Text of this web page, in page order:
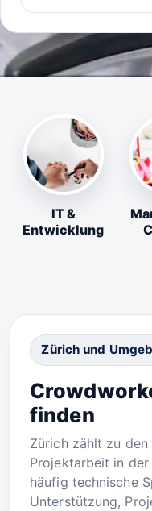
IT &
Entwicklung
Zürich und
finden
Zürich zählt zu
Projektarbeit in der
häufig technische
Unterstützung,